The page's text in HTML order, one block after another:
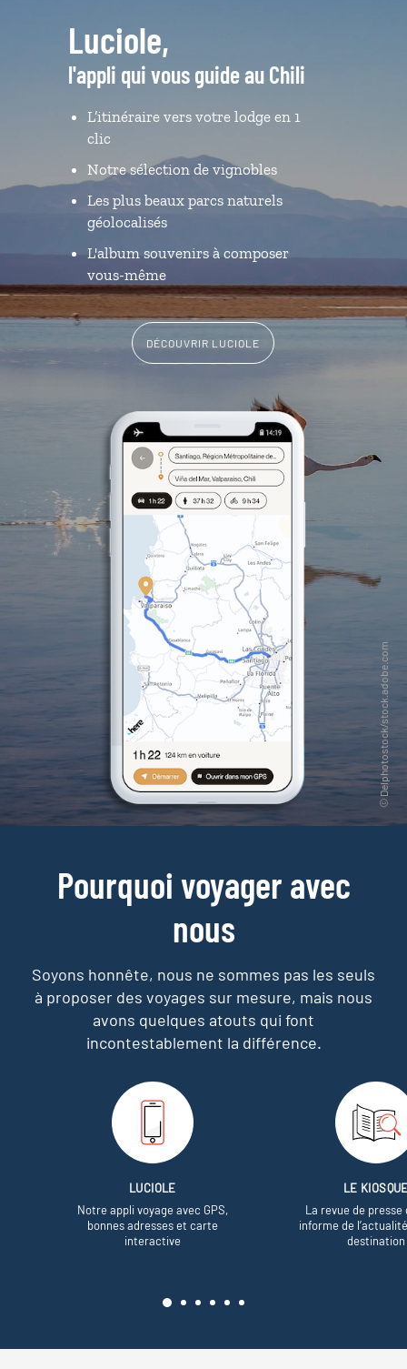
Luciole,
l'appli qui vous guide au Chili
L’itinéraire vers votre lodge en 1
clic
Notre sélection de vignobles
Les plus beaux parcs naturels
géolocalisés
L'album souvenirs à composer
vous-même
DÉCOUVRIR LUCIOLE
Pourquoi voyager avec
nous
Soyons honnête, nous ne sommes pas les seuls
à proposer des voyages sur mesure, mais nous
avons quelques atouts qui font
incontestablement la différence.
LUCIOLE
Notre appli voyage avec GPS,
bonnes adresses et carte
interactive
LE
La revue de presse
informe de
destination